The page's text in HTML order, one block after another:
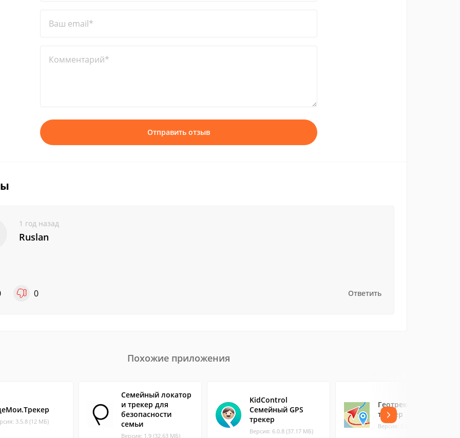
Ваш email*
Комментарий*
Отправить отзыв
1 год назад
Ruslan
0 Ответить
Похожие приложения
3.5.8 (12 МБ)
Семейный локатор
и трекер для
безопасности
семьи
Версия: 1.9 (32.63 МБ)
KidControl
Семейный GPS
трекер
Версия: 6.0.8 (37.17 МБ)
Геотрекер - GPS
трекер
Версия: 5.6.2 (19.98 МБ)